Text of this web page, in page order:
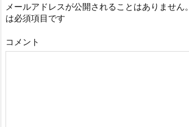
メールアドレスが公開されることはありません。
は必須項目です
コメント